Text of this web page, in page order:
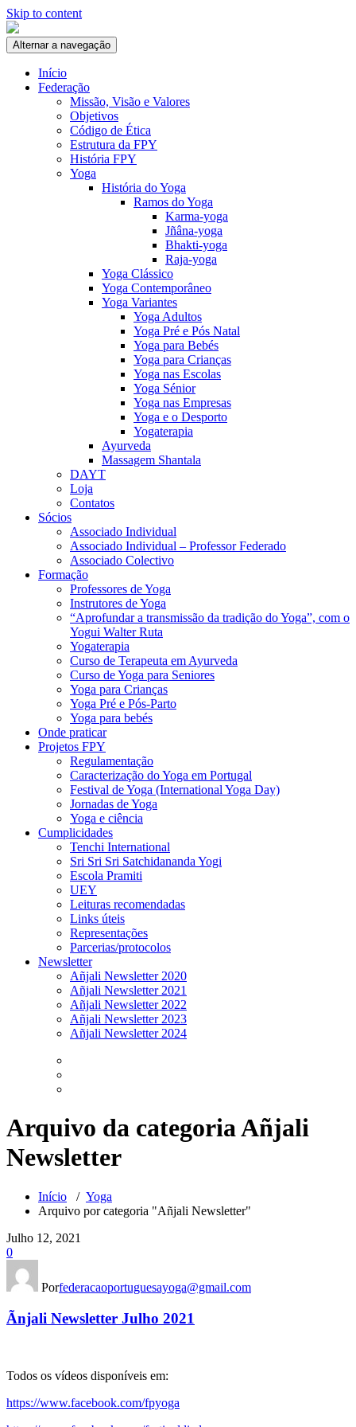
Skip to content
Alternar a navegação
Início
Federação
Missão, Visão e Valores
Objetivos
Código de Ética
Estrutura da FPY
História FPY
Yoga
História do Yoga
Ramos do Yoga
Karma-yoga
Jñâna-yoga
Bhakti-yoga
Raja-yoga
Yoga Clássico
Yoga Contemporâneo
Yoga Variantes
Yoga Adultos
Yoga Pré e Pós Natal
Yoga para Bebés
Yoga para Crianças
Yoga nas Escolas
Yoga Sénior
Yoga nas Empresas
Yoga e o Desporto
Yogaterapia
Ayurveda
Massagem Shantala
DAYT
Loja
Contatos
Sócios
Associado Individual
Associado Individual – Professor Federado
Associado Colectivo
Formação
Professores de Yoga
Instrutores de Yoga
“Aprofundar a transmissão da tradição do Yoga”, com o
Yogui Walter Ruta
Yogaterapia
Curso de Terapeuta em Ayurveda
Curso de Yoga para Seniores
Yoga para Crianças
Yoga Pré e Pós-Parto
Yoga para bebés
Onde praticar
Projetos FPY
Regulamentação
Caracterização do Yoga em Portugal
Festival de Yoga (International Yoga Day)
Jornadas de Yoga
Yoga e ciência
Cumplicidades
Tenchi International
Sri Sri Sri Satchidananda Yogi
Escola Pramiti
UEY
Leituras recomendadas
Links úteis
Representações
Parcerias/protocolos
Newsletter
Añjali Newsletter 2020
Añjali Newsletter 2021
Añjali Newsletter 2022
Añjali Newsletter 2023
Añjali Newsletter 2024
Arquivo da categoria Añjali
Newsletter
Início / Yoga
Arquivo por categoria "Añjali Newsletter"
Julho 12, 2021
0
Porfederacaoportuguesayoga@gmail.com
Ãnjali Newsletter Julho 2021
Todos os vídeos disponíveis em:
https://www.facebook.com/fpyoga